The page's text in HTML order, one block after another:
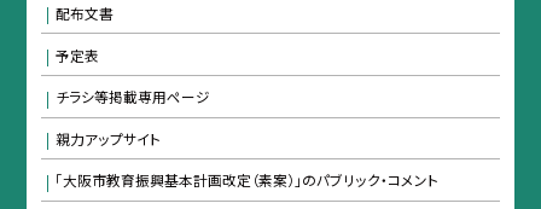
配布文書
予定表
チラシ等掲載専用ページ
親力アップサイト
「大阪市教育振興基本計画改定（素案）」のパブリック・コメント